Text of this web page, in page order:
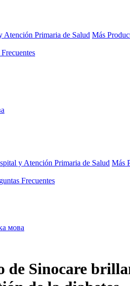
Atención Primaria de Salud Más
y Atención Primaria de Salud Más
Frecuentes
мова
de Sinocare